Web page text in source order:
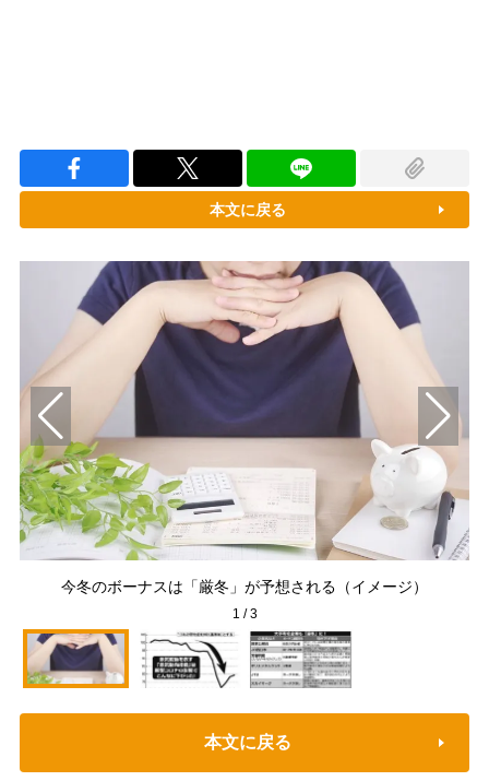
本文に戻る
今冬のボーナスは「厳冬」が予想される（イメージ）
1 /3
本文に戻る